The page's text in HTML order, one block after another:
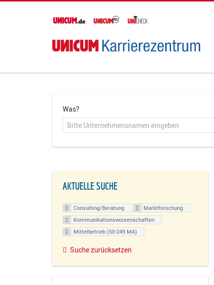
Was?
AKTUELLE SUCHE
Consulting/Beratung
Marktforschung
Kommunikationswissenschaften
Mittelbetrieb (50-249 MA)
Suche zurücksetzen